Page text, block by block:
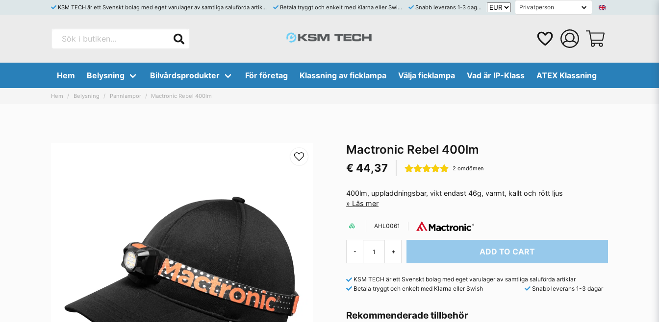
KSM TECH är ett Svenskt bolag med eget varulager av samtliga saluförda artiklar Betala tryggt och enkelt med Klarna eller Swish Snabb leverans 1-3 dagar
Hem Belysning Bilvårdsprodukter För företag Klassning av ficklampa Välja ficklampa Vad är IP-Klass ATEX Klassning
Hem Belysning Pannlampor Mactronic Rebel 400lm
Mactronic Rebel 400lm
€ 44,37 2 omdömen
400lm, uppladdningsbar, vikt endast 46g, varmt, kallt och rött ljus
Läs mer
AHL0061
- + ADD TO CART
KSM TECH är ett Svenskt bolag med eget varulager av samtliga saluförda artiklar
Betala tryggt och enkelt med Klarna eller Swish
Snabb leverans 1-3 dagar
Rekommenderade tillbehör